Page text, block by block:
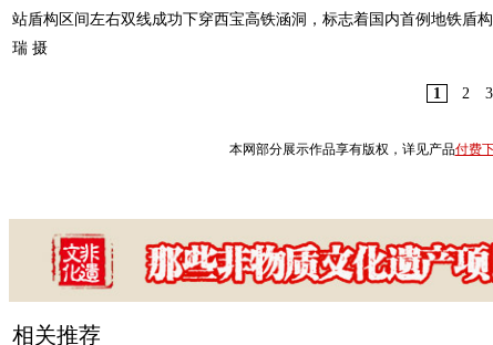
站盾构区间左右双线成功下穿西宝高铁涵洞，标志着国内首例地铁盾
瑞 摄
1 2 3
本网部分展示作品享有版权，详见产品付费
相关推荐